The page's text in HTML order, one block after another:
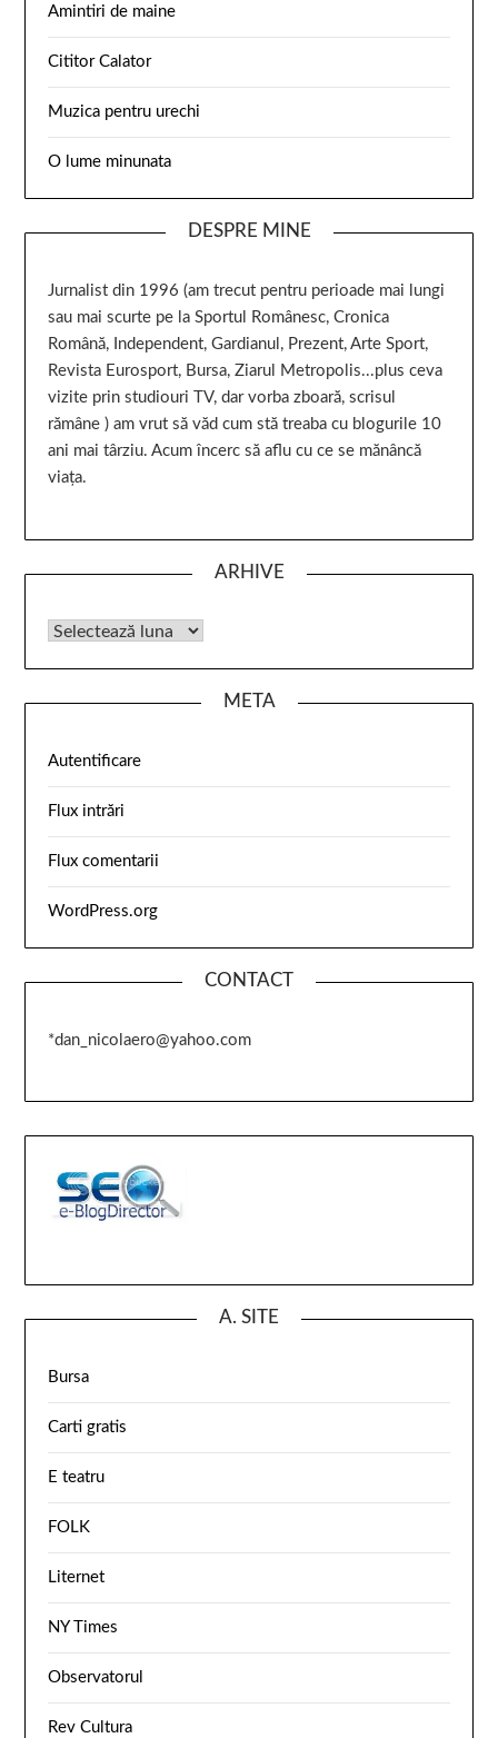
Amintiri de maine
Cititor Calator
Muzica pentru urechi
O lume minunata
DESPRE MINE
Jurnalist din 1996 (am trecut pentru perioade mai lungi
sau mai scurte pe la Sportul Românesc, Cronica
Română, Independent, Gardianul, Prezent, Arte Sport,
Revista Eurosport, Bursa, Ziarul Metropolis...plus ceva
vizite prin studiouri TV, dar vorba zboară, scrisul
rămâne ) am vrut să văd cum stă treaba cu blogurile 10
ani mai târziu. Acum încerc să aflu cu ce se mănâncă
viața.
ARHIVE
META
Autentificare
Flux intrări
Flux comentarii
WordPress.org
CONTACT
*dan_nicolaero@yahoo.com
A. SITE
Bursa
Carti gratis
E teatru
FOLK
Liternet
NY Times
Observatorul
Rev Cultura